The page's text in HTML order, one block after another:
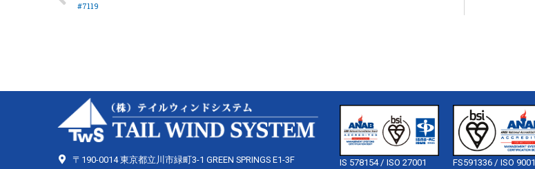
#7119
〒190-0014 東京都立川市緑町3-1 GREEN SPRINGS E1-3F
IS 578154 / ISO 27001
FS591336 / ISO 9001